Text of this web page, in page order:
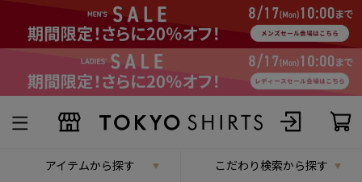
アイテムから探す こだわり検索から探す